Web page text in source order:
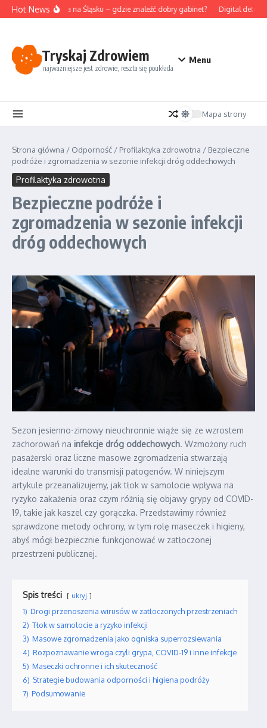
Przejdź do treści
Hot News
Akupunktura na Śląsku – gdzie znaleźć dobry gabinet? Digital detox i
Tryskaj Zdrowiem
najważniejsze jest zdrowie, reszta się poukłada
Menu
Mapa strony
Strona główna / Odporność / Profilaktyka zdrowotna / Bezpieczne
podróże i zgromadzenia w sezonie infekcji dróg oddechowych
Profilaktyka zdrowotna
Bezpieczne podróże i
zgromadzenia w sezonie infekcji
dróg oddechowych
Sezon jesienno-zimowy nieuchronnie wiąże się ze wzrostem
zachorowań na infekcje dróg oddechowych. Wzmożony ruch
pasażerski oraz liczne masowe zgromadzenia stwarzają
idealne warunki do transmisji patogenów. W niniejszym
artykule przeanalizujemy, jak tłok w samolocie wpływa na
ryzyko zakażenia oraz czym różnią się objawy grypy od COVID-
19, takie jak kaszel czy gorączka. Przedstawimy również
sprawdzone metody ochrony, w tym rolę maseczek i higieny,
abyś mógł bezpiecznie funkcjonować w zatłoczonej
przestrzeni publicznej.
Spis treści ukryj
1) Drogi przenoszenia wirusów w zatłoczonych przestrzeniach
2) Tłok w samolocie a ryzyko infekcji
3) Masowe zgromadzenia jako ogniska superrozsiewania
4) Rozpoznawanie wroga czyli grypa, COVID-19 i inne infekcje
5) Maseczki ochronne i ich skuteczność
6) Strategie budowania odporności i higiena podróży
7) Podsumowanie